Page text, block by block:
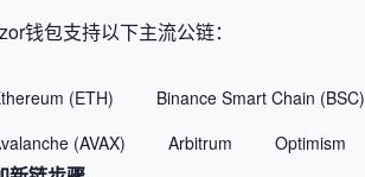
钱包支持以下主流公链：
(ETH) Binance Smart Chain (BSC)
(AVAX)
Arbitrum Optimism